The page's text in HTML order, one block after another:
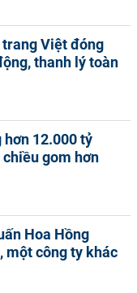
Việt đóng
thanh lý toàn
hơn 12.000 tỷ
gom hơn
Hoa Hồng
một công ty khác